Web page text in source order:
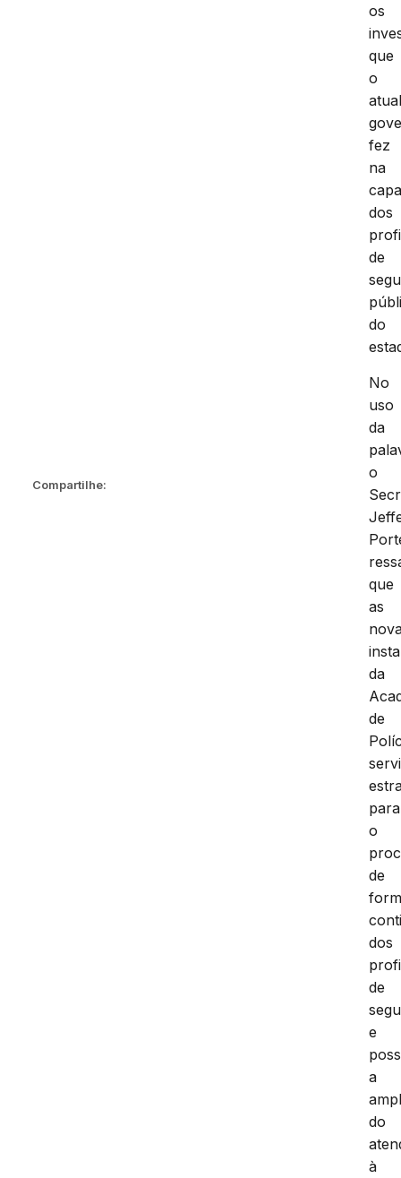
Compartilhe:
os
que
o
fez
na
dos
de
do
No
uso
da
o
que
as
da
de
para
o
de
dos
de
e
a
do
à